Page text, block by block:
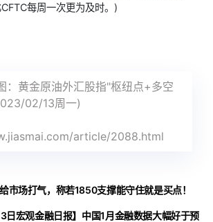
每周一次更为及时。)
：黄金原油外汇股指"枢纽点+多空
02/13周一)
article/2088.html
市场打气，称若1850支撑能守住就是买点！
日宏观金融日报】中国1月金融数据大幅好于预